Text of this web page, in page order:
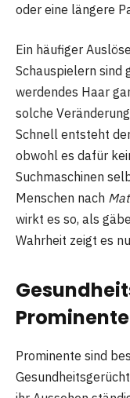
oder eine längere
Ein häufiger
Schauspielern sind
werdendes Haar
solche
Schnell entsteht
obwohl es dafür
Suchmaschinen
Menschen nach
wirkt es so, als
Wahrheit zeigt es
Prominente
Prominente sind